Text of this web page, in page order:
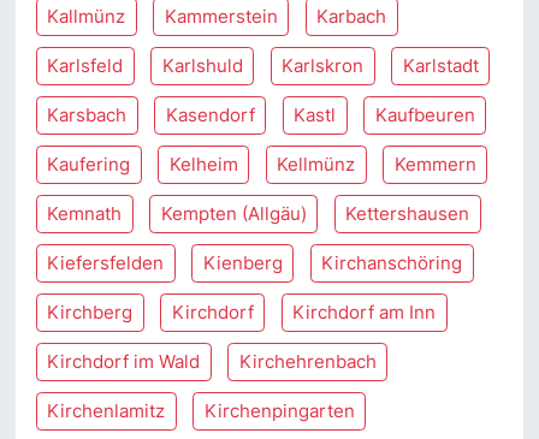
Kallmünz Kammerstein Karbach
Karlsfeld Karlshuld Karlskron Karlstadt
Karsbach Kasendorf Kastl Kaufbeuren
Kaufering Kelheim Kellmünz Kemmern
Kemnath Kempten (Allgäu) Kettershausen
Kiefersfelden Kienberg Kirchanschöring
Kirchberg Kirchdorf Kirchdorf am Inn
Kirchdorf im Wald Kirchehrenbach
Kirchenlamitz Kirchenpingarten